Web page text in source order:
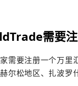
需要注
需要注册一个万
尔松地区、扎波罗